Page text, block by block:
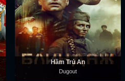
Hầm Trú Ẩn
Dugout